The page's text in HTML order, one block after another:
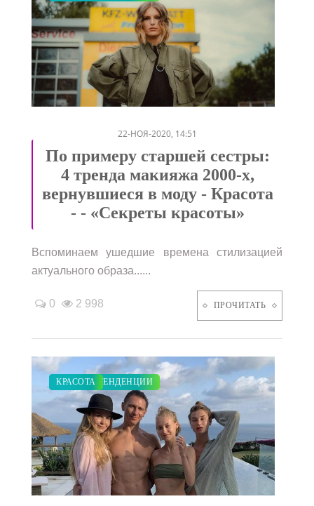
/ /
22-НОЯ-2020, 14:51
По примеру старшей сестры:
4 тренда макияжа 2000-х,
вернувшиеся в моду - Красота
- - «Секреты красоты»
Вспоминаем ушедшие времена стилизацией
актуального образа......
0 2 998 ПРОЧИТАТЬ
МОДНЫЕ ТЕНДЕНЦИИ
/
ПОКАЗЫ
/
КРАСОТА